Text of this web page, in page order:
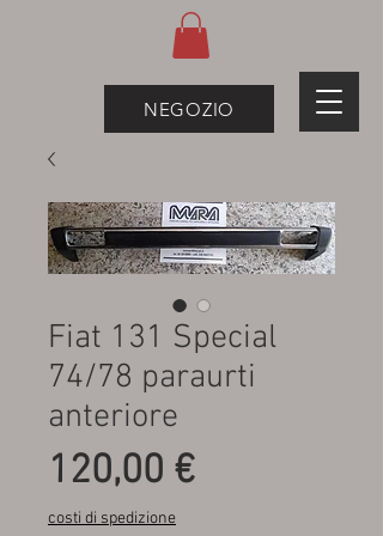
NEGOZIO
Fiat 131 Special
74/78 paraurti
anteriore
120,00 €Prezzo
costi di spedizione